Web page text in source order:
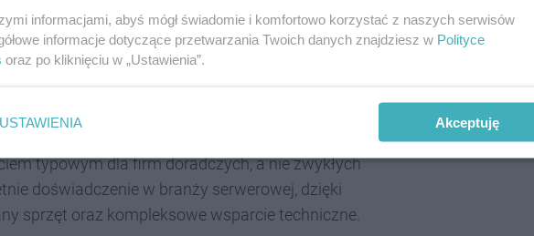
wybór dla firm z
typowym dla firm doradczych, a nie zwykłych
doświadczenie w branży serwerowej, dzięki
sprzęt oraz kompleksowe wsparcie techniczne.
informacjami, abyś mógł świadomie i komfortowo korzystać z naszych serwisów
informacje dotyczące przetwarzania Twoich danych znajdziesz w Polityce
oraz po kliknięciu w „Ustawienia”.
USTAWIENIA Akceptuję